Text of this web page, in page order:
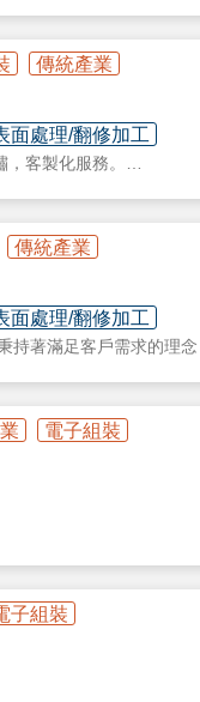
發和製造，提供之方
先客戶的信賴，被用
的工業級系統，成型
傳統產業
面處理/翻修加工
客製化服務。
傳統產業
面處理/翻修加工
著滿足客戶需求的理
及代客表面處理服務，
電子組裝
子組裝